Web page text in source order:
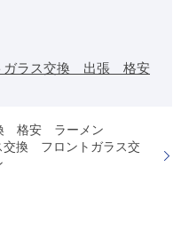
ガラス交換 出張 格安
格安 ラーメン
交換 フロントガラス交